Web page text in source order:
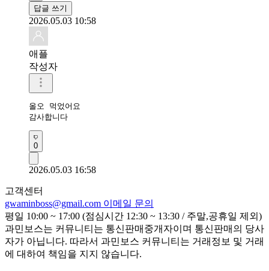
답글 쓰기
2026.05.03 10:58
애플
작성자
올오 먹었어요
감사합니다
0
2026.05.03 16:58
고객센터
gwaminboss@gmail.com 이메일 문의
평일 10:00 ~ 17:00 (점심시간 12:30 ~ 13:30 / 주말,공휴일 제외)
과민보스는 커뮤니티는 통신판매중개자이며 통신판매의 당사
자가 아닙니다. 따라서 과민보스 커뮤니티는 거래정보 및 거래
에 대하여 책임을 지지 않습니다.